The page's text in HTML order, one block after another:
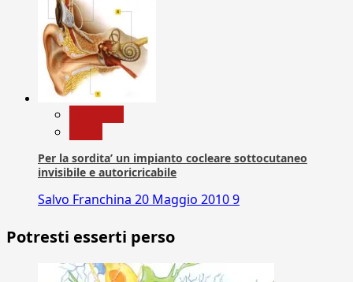
Per la sordita’ un impianto cocleare sottocutaneo
invisibile e autoricricabile
Salvo Franchina 20 Maggio 20109
Potresti esserti perso